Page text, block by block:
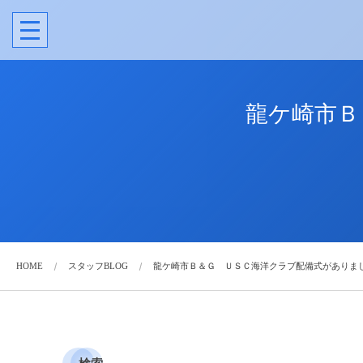
龍ケ崎市
HOME スタッフBLOG 龍ケ崎市Ｂ＆Ｇ ＵＳＣ海洋クラブ配備式がありま